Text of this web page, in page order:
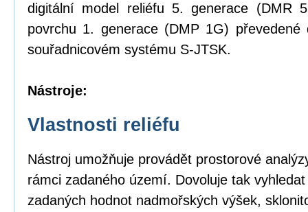
digitální model reliéfu 5. generace (DMR
povrchu 1. generace (DMP 1G)
souřadnicovém systému S-JTSK.
Nástroje:
Vlastnosti reliéfu
Nástroj umožňuje provádět prostorové
rámci zadaného území. Dovoluje tak
zadaných hodnot nadmořských výšek,